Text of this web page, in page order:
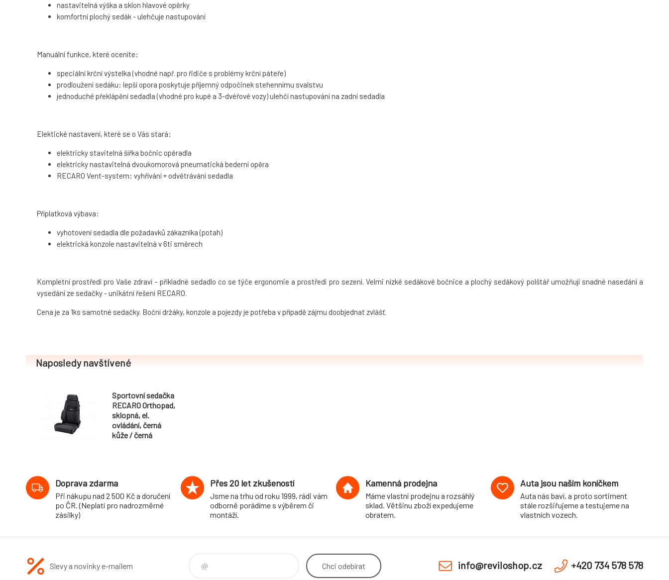
nastavitelná výška a sklon hlavové opěrky
komfortní plochý sedák - ulehčuje nastupování
Manuální funkce, které oceníte:
speciální krční výstelka (vhodné např. pro řidiče s problémy krční páteře)
prodloužení sedáku: lepší opora poskytuje příjemný odpočinek stehennímu svalstvu
jednoduché překlápění sedadla (vhodné pro kupé a 3-dvéřové vozy) ulehčí nastupování na zadní sedadla
Elektické nastavení, které se o Vás stará:
elektricky stavitelná šířka bočnic opěradla
elektricky nastavitelná dvoukomorová pneumatická bederní opěra
RECARO Vent-system: vyhřívání + odvětrávání sedadla
Příplatková výbava:
vyhotovení sedadla dle požadavků zákazníka (potah)
elektrická konzole nastavitelná v 6ti směrech
Kompletní prostředí pro Vaše zdraví - příkladné sedadlo co se týče ergonomie a prostředí pro sezení. Velmi nízké sedákové bočnice a plochý sedákový polštář umožňují snadné nasedání a
vysedání ze sedačky - unikátní řešení RECARO.
Cena je za 1ks samotné sedačky. Boční držáky, konzole a pojezdy je potřeba v případě zájmu doobjednat zvlášť.
Naposledy navštívené
Sportovní sedačka
RECARO Orthopad,
sklopná, el.
ovládání, černá
kůže / černá
Doprava zdarma
Při nákupu nad 2 500 Kč a doručení
po ČR. (Neplatí pro nadrozměrné
zásilky)
Přes 20 let zkušeností
Jsme na trhu od roku 1999, rádi vám
odborně porádíme s výběrem či
montáží.
Kamenná prodejna
Máme vlastní prodejnu a rozsáhlý
sklad. Většinu zboží expedujeme
obratem.
Auta jsou naším koníčkem
Auta nás baví, a proto sortiment
stále rozšiřujeme a testujeme na
vlastních vozech.
Slevy a novinky e-mailem Chci odebírat info@reviloshop.cz +420 734 578 578